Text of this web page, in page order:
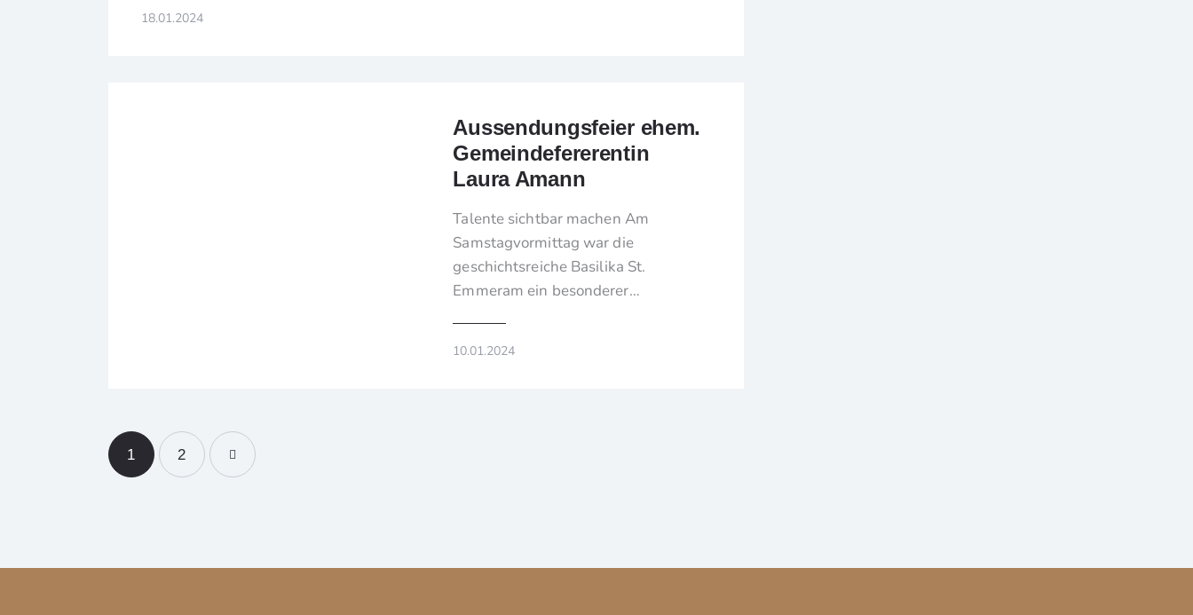
18.01.2024
Aussendungsfeier ehem.
Gemeindefererentin
Laura Amann
Talente sichtbar machen Am
Samstagvormittag war die
geschichtsreiche Basilika St.
Emmeram ein besonderer…
10.01.2024
1 2